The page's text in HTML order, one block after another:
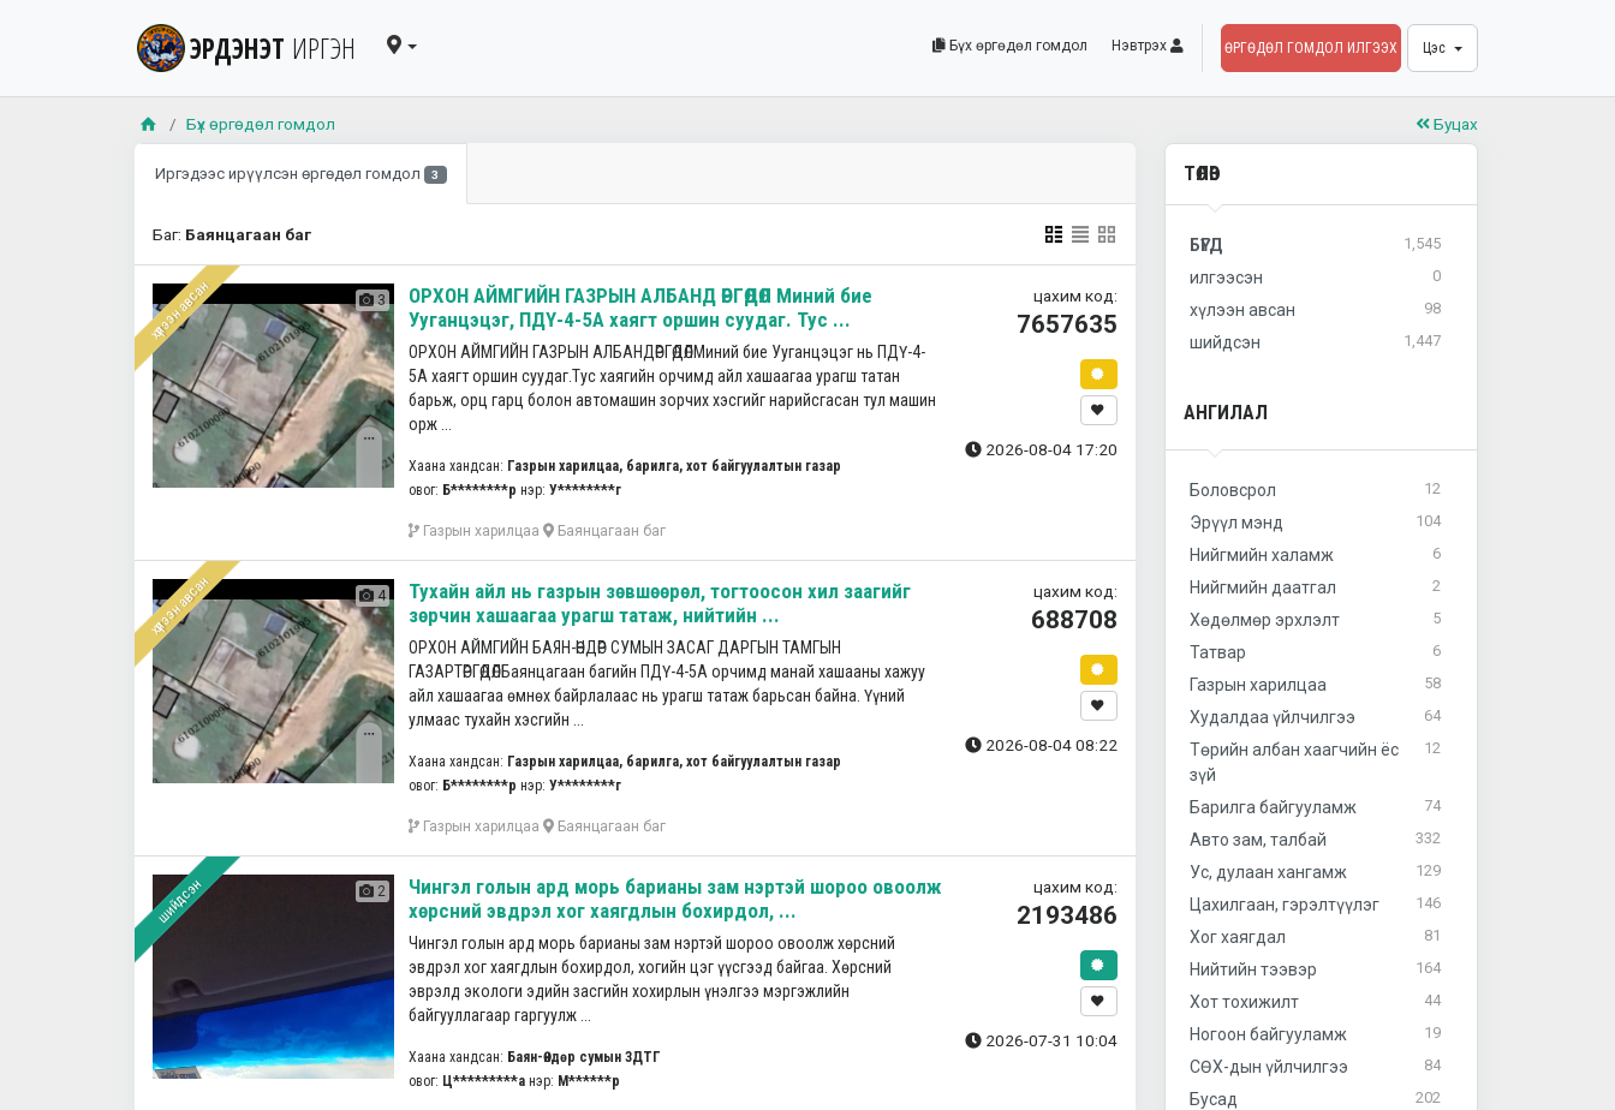
ЭРДЭНЭТ ИРГЭН Бүх өргөдөл гомдол Нэвтрэх ӨРГӨДӨЛ ГОМДОЛ ИЛГЭЭХ Цэс
Бүх өргөдөл гомдол Буцах
Иргэдээс ирүүлсэн өргөдөл гомдол 3
Баг: Баянцагаан баг
хүлээн авсан 3
ОРХОН АЙМГИЙН ГАЗРЫН АЛБАНД ӨРГӨДӨЛ Миний бие
Ууганцэцэг, ПДҮ-4-5А хаягт оршин суудаг. Тус ...
ОРХОН АЙМГИЙН ГАЗРЫН АЛБАНДӨРГӨДӨЛМиний бие Ууганцэцэг нь ПДҮ-4-
5А хаягт оршин суудаг.Тус хаягийн орчимд айл хашаагаа урагш татан
барьж, орц гарц болон автомашин зорчих хэсгийг нарийсгасан тул машин
орж ...
Хаана хандсан: Газрын харилцаа, барилга, хот байгуулалтын газар
овог: Б********р нэр: У********г
Газрын харилцаа Баянцагаан баг
цахим код:
7657635
2026-08-04 17:20
хүлээн авсан 4
Тухайн айл нь газрын зөвшөөрөл, тогтоосон хил заагийг
зөрчин хашаагаа урагш татаж, нийтийн ...
ОРХОН АЙМГИЙН БАЯН-ӨНДӨР СУМЫН ЗАСАГ ДАРГЫН ТАМГЫН
ГАЗАРТӨРГӨДӨЛБаянцагаан багийн ПДҮ-4-5А орчимд манай хашааны хажуу
айл хашаагаа өмнөх байрлалаас нь урагш татаж барьсан байна. Үүний
улмаас тухайн хэсгийн ...
Хаана хандсан: Газрын харилцаа, барилга, хот байгуулалтын газар
овог: Б********р нэр: У********г
Газрын харилцаа Баянцагаан баг
цахим код:
688708
2026-08-04 08:22
шийдсэн 2
Чингэл голын ард морь барианы зам нэртэй шороо овоолж
хөрсний эвдрэл хог хаягдлын бохирдол, ...
Чингэл голын ард морь барианы зам нэртэй шороо овоолж хөрсний
эвдрэл хог хаягдлын бохирдол, хогийн цэг үүсгээд байгаа. Хөрсний
эврэлд экологи эдийн засгийн хохирлын үнэлгээ мэргэжлийн
байгууллагаар гаргуулж ...
Хаана хандсан: Баян-Өндөр сумын ЗДТГ
овог: Ц*********анэр: М******р
цахим код:
2193486
2026-07-31 10:04
ТӨЛӨВ
БҮГД 1,545
илгээсэн 0
хүлээн авсан 98
шийдсэн 1,447
АНГИЛАЛ
Боловсрол 12
Эрүүл мэнд 104
Нийгмийн халамж 6
Нийгмийн даатгал 2
Хөдөлмөр эрхлэлт 5
Татвар 6
Газрын харилцаа 58
Худалдаа үйлчилгээ 64
Төрийн албан хаагчийн ёс
зүй
12
Барилга байгууламж 74
Авто зам, талбай 332
Ус, дулаан хангамж 129
Цахилгаан, гэрэлтүүлэг 146
Хог хаягдал 81
Нийтийн тээвэр 164
Хот тохижилт 44
Ногоон байгууламж 19
СӨХ-дын үйлчилгээ 84
Бусад 202